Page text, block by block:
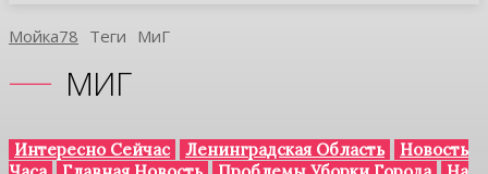
Мойка78 Теги МиГ
МИГ
Интересно Сейчас Ленинградская Область
Новость